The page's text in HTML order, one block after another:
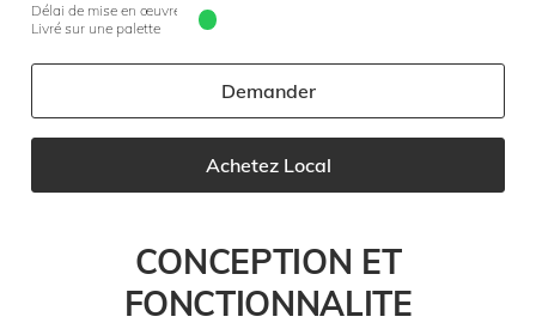
Délai de mise en œuvre 10 jours
Livré sur une palette
Demander
Achetez Local
CONCEPTION ET
FONCTIONNALITE